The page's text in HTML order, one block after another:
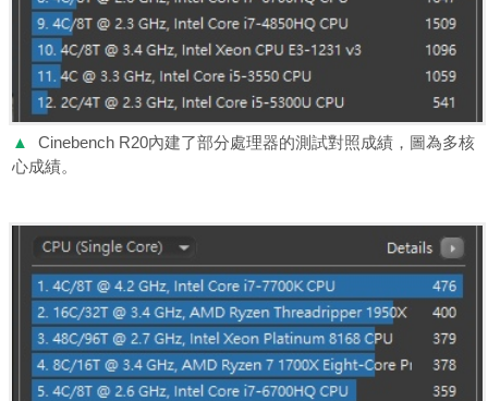
▲
Cinebench R20內建了部分處理器的測試對照成績，圖為多核
心成績。